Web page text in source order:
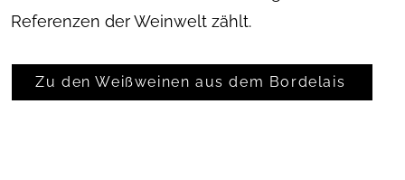
Referenzen der Weinwelt zählt.
Zu den Weißweinen aus dem Bordelais